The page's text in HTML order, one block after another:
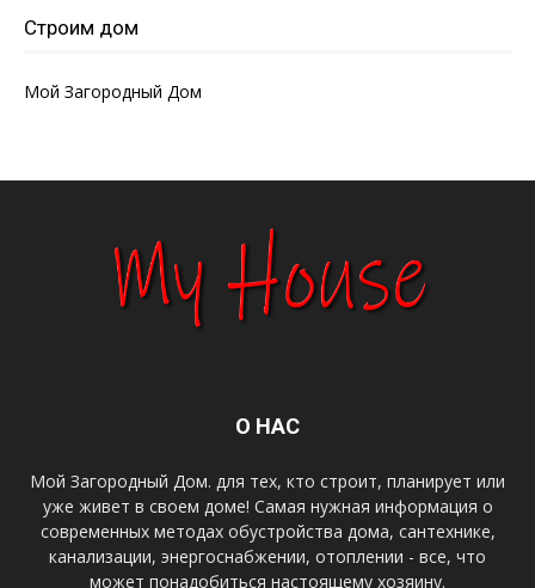
Строим дом
Мой Загородный Дом
О НАС
Мой Загородный Дом. для тех, кто строит, планирует или
уже живет в своем доме! Самая нужная информация о
современных методах обустройства дома, сантехнике,
канализации, энергоснабжении, отоплении - все, что
может понадобиться настоящему хозяину.